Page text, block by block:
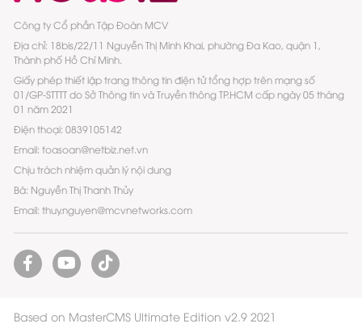
Công ty Cổ phần Tập Đoàn MCV
Địa chỉ: 18bis/22/11 Nguyễn Thị Minh Khai, phường Đa Kao, quận 1,
Thành phố Hồ Chí Minh.
Giấy phép thiết lập trang thông tin điện tử tổng hợp trên mạng số
01/GP-STTTT do Sở Thông tin và Truyền thông TP.HCM cấp ngày 05 tháng
01 năm 2021
Điện thoại: 0839105142
Email: toasoan@netbiz.net.vn
Chịu trách nhiệm quản lý nội dung
Bà: Nguyễn Thị Thanh Thủy
Email: thuy.nguyen@mcvnetworks.com
Based on MasterCMS Ultimate Edition v2.9 2021